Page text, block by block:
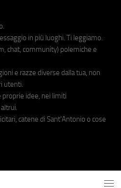
in più luoghi. Ti leggiamo.
chat, community) polemiche e
e razze diverse dalla tua, non
utenti.
idee, nei limiti
catene di Sant'Antonio o cose